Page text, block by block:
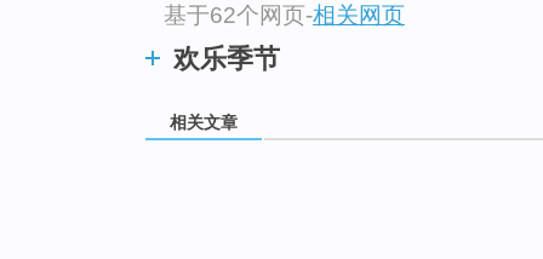
基于62个网页-相关网页
欢乐季节
相关文章